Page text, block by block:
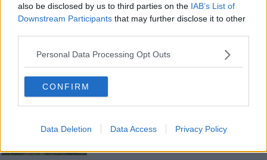
also be disclosed by us to third parties on the IAB’s List of
Downstream Participants that may further disclose it to other
Personal Data Processing Opt Outs
CONFIRM
Data Deletion Data Access Privacy Policy